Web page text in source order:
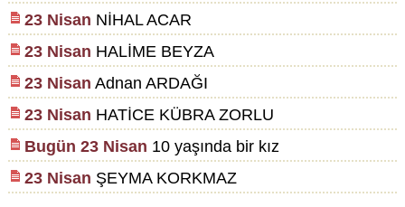
23 Nisan NİHAL ACAR
23 Nisan HALİME BEYZA
23 Nisan Adnan ARDAĞI
23 Nisan HATİCE KÜBRA ZORLU
Bugün 23 Nisan 10 yaşında bir kız
23 Nisan ŞEYMA KORKMAZ